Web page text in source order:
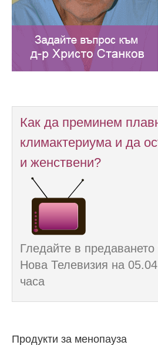
Как да преминем
климактериума и да
и женствени?
Гледайте в
Нова Телевизия на
часа
Продукти за менопауза